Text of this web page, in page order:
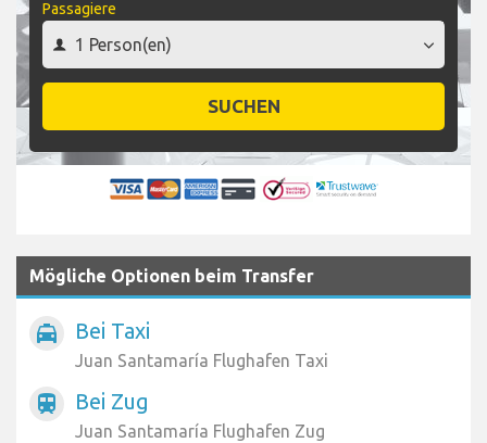
Passagiere
SUCHEN
Mögliche Optionen beim Transfer
local_taxi Bei Taxi
Juan Santamaría Flughafen Taxi
train Bei Zug
Juan Santamaría Flughafen Zug